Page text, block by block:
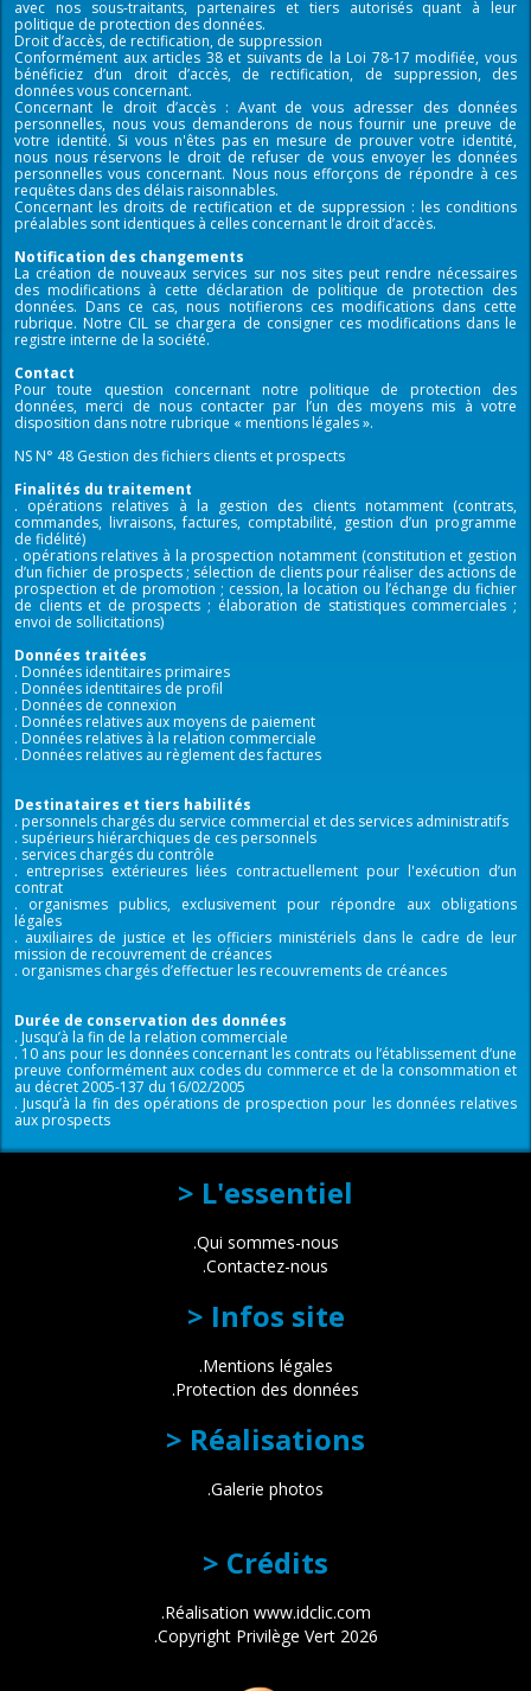
avec nos sous-traitants, partenaires et tiers autorisés quant à leur
politique de protection des données.
Droit d’accès, de rectification, de suppression
Conformément aux articles 38 et suivants de la Loi 78-17 modifiée, vous
bénéficiez d’un droit d’accès, de rectification, de suppression, des
données vous concernant.
Concernant le droit d’accès : Avant de vous adresser des données
personnelles, nous vous demanderons de nous fournir une preuve de
votre identité. Si vous n'êtes pas en mesure de prouver votre identité,
nous nous réservons le droit de refuser de vous envoyer les données
personnelles vous concernant. Nous nous efforçons de répondre à ces
requêtes dans des délais raisonnables.
Concernant les droits de rectification et de suppression : les conditions
préalables sont identiques à celles concernant le droit d’accès.
Notification des changements
La création de nouveaux services sur nos sites peut rendre nécessaires
des modifications à cette déclaration de politique de protection des
données. Dans ce cas, nous notifierons ces modifications dans cette
rubrique. Notre CIL se chargera de consigner ces modifications dans le
registre interne de la société.
Contact
Pour toute question concernant notre politique de protection des
données, merci de nous contacter par l’un des moyens mis à votre
disposition dans notre rubrique « mentions légales ».
NS N° 48 Gestion des fichiers clients et prospects
Finalités du traitement
. opérations relatives à la gestion des clients notamment (contrats,
commandes, livraisons, factures, comptabilité, gestion d’un programme
de fidélité)
. opérations relatives à la prospection notamment (constitution et gestion
d’un fichier de prospects ; sélection de clients pour réaliser des actions de
prospection et de promotion ; cession, la location ou l’échange du fichier
de clients et de prospects ; élaboration de statistiques commerciales ;
envoi de sollicitations)
Données traitées
. Données identitaires primaires
. Données identitaires de profil
. Données de connexion
. Données relatives aux moyens de paiement
. Données relatives à la relation commerciale
. Données relatives au règlement des factures
Destinataires et tiers habilités
. personnels chargés du service commercial et des services administratifs
. supérieurs hiérarchiques de ces personnels
. services chargés du contrôle
. entreprises extérieures liées contractuellement pour l'exécution d’un
contrat
. organismes publics, exclusivement pour répondre aux obligations
légales
. auxiliaires de justice et les officiers ministériels dans le cadre de leur
mission de recouvrement de créances
. organismes chargés d’effectuer les recouvrements de créances
Durée de conservation des données
. Jusqu’à la fin de la relation commerciale
. 10 ans pour les données concernant les contrats ou l’établissement d’une
preuve conformément aux codes du commerce et de la consommation et
au décret 2005-137 du 16/02/2005
. Jusqu’à la fin des opérations de prospection pour les données relatives
aux prospects
> L'essentiel
.Qui sommes-nous
.Contactez-nous
> Infos site
.Mentions légales
.Protection des données
> Réalisations
.Galerie photos
> Crédits
.Réalisation www.idclic.com
.Copyright Privilège Vert 2026